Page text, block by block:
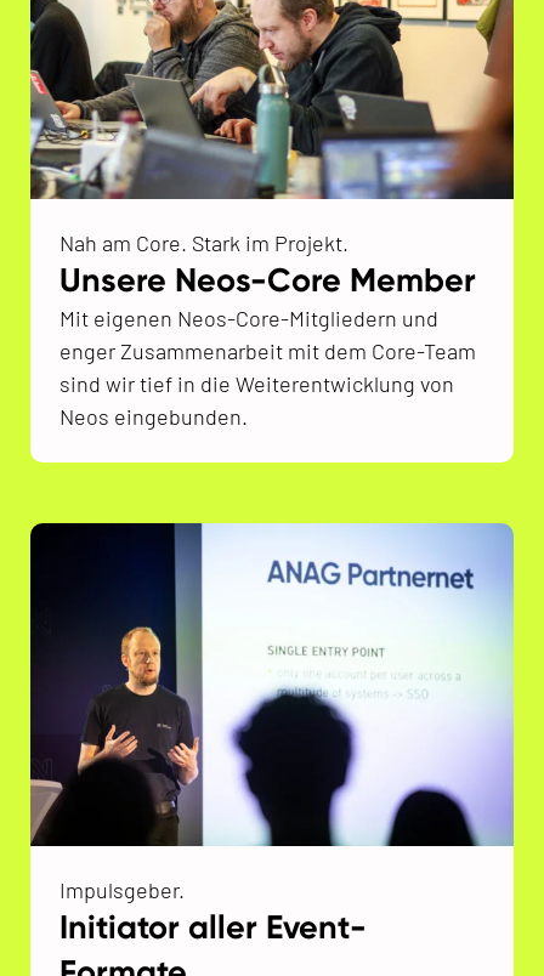
Nah am Core. Stark im Projekt.
Unsere Neos-Core Member
Mit eigenen Neos-Core-Mitgliedern und
enger Zusammenarbeit mit dem Core-Team
sind wir tief in die Weiterentwicklung von
Neos eingebunden.
Impulsgeber.
Initiator aller Event-